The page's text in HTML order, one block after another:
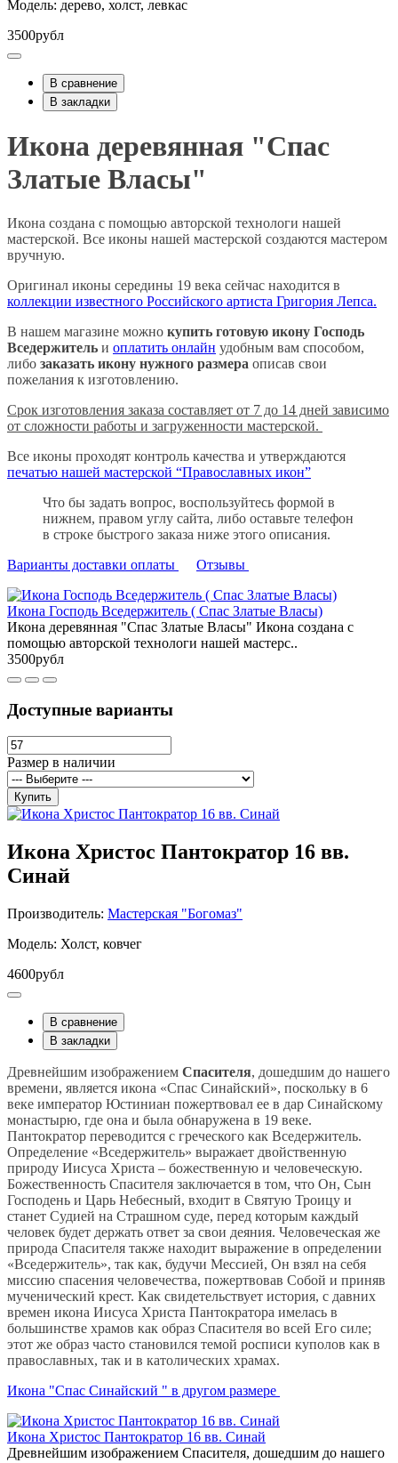
Модель: дерево, холст, левкас
3500рубл
В сравнение
В закладки
Икона деревянная "Спас
Златые Власы"
Икона создана с помощью авторской технологи нашей
мастерской. Все иконы нашей мастерской создаются мастером
вручную.
Оригинал иконы середины 19 века сейчас находится в
коллекции известного Российского артиста Григория Лепса.
В нашем магазине можно купить готовую икону Господь
Вседержитель и оплатить онлайн удобным вам способом,
либо заказать икону нужного размера описав свои
пожелания к изготовлению.
Срок изготовления заказа составляет от 7 до 14 дней зависимо
от сложности работы и загруженности мастерской.
Все иконы проходят контроль качества и утверждаются
печатью нашей мастерской “Православных икон”
Что бы задать вопрос, воспользуйтесь формой в
нижнем, правом углу сайта, либо оставьте телефон
в строке быстрого заказа ниже этого описания.
Варианты доставки оплаты
Отзывы
Икона Господь Вседержитель ( Спас Златые Власы)
Икона деревянная "Спас Златые Власы" Икона создана с
помощью авторской технологи нашей мастерс..
3500рубл
Доступные варианты
Размер в наличии
Купить
Икона Христос Пантократор 16 вв.
Синай
Производитель: Мастерская "Богомаз"
Модель: Холст, ковчег
4600рубл
В сравнение
В закладки
Древнейшим изображением Спасителя, дошедшим до нашего
времени, является икона «Спас Синайский», поскольку в 6
веке император Юстиниан пожертвовал ее в дар Синайскому
монастырю, где она и была обнаружена в 19 веке.
Пантократор переводится с греческого как Вседержитель.
Определение «Вседержитель» выражает двойственную
природу Иисуса Христа – божественную и человеческую.
Божественность Спасителя заключается в том, что Он, Сын
Господень и Царь Небесный, входит в Святую Троицу и
станет Судией на Страшном суде, перед которым каждый
человек будет держать ответ за свои деяния. Человеческая же
природа Спасителя также находит выражение в определении
«Вседержитель», так как, будучи Мессией, Он взял на себя
миссию спасения человечества, пожертвовав Собой и приняв
мученический крест. Как свидетельствует история, с давних
времен икона Иисуса Христа Пантократора имелась в
большинстве храмов как образ Спасителя во всей Его силе;
этот же образ часто становился темой росписи куполов как в
православных, так и в католических храмах.
Икона "Спас Синайский " в другом размере
Икона Христос Пантократор 16 вв. Синай
Древнейшим изображением Спасителя, дошедшим до нашего